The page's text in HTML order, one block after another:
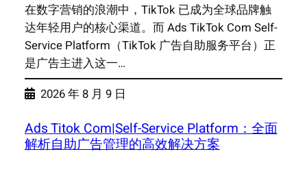
在数字营销的浪潮中，TikTok 已成为全球品牌触
达年轻用户的核心渠道。而 Ads TikTok Com Self-
Service Platform（TikTok 广告自助服务平台）正
是广告主进入这一…
2026 年 8 月 9 日
Ads Titok Com|Self-Service Platform：全面
解析自助广告管理的高效解决方案